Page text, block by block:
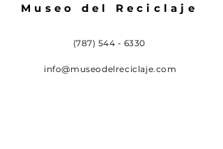
Museo del Reciclaje
(787) 544 - 6330
info@museodelreciclaje.com